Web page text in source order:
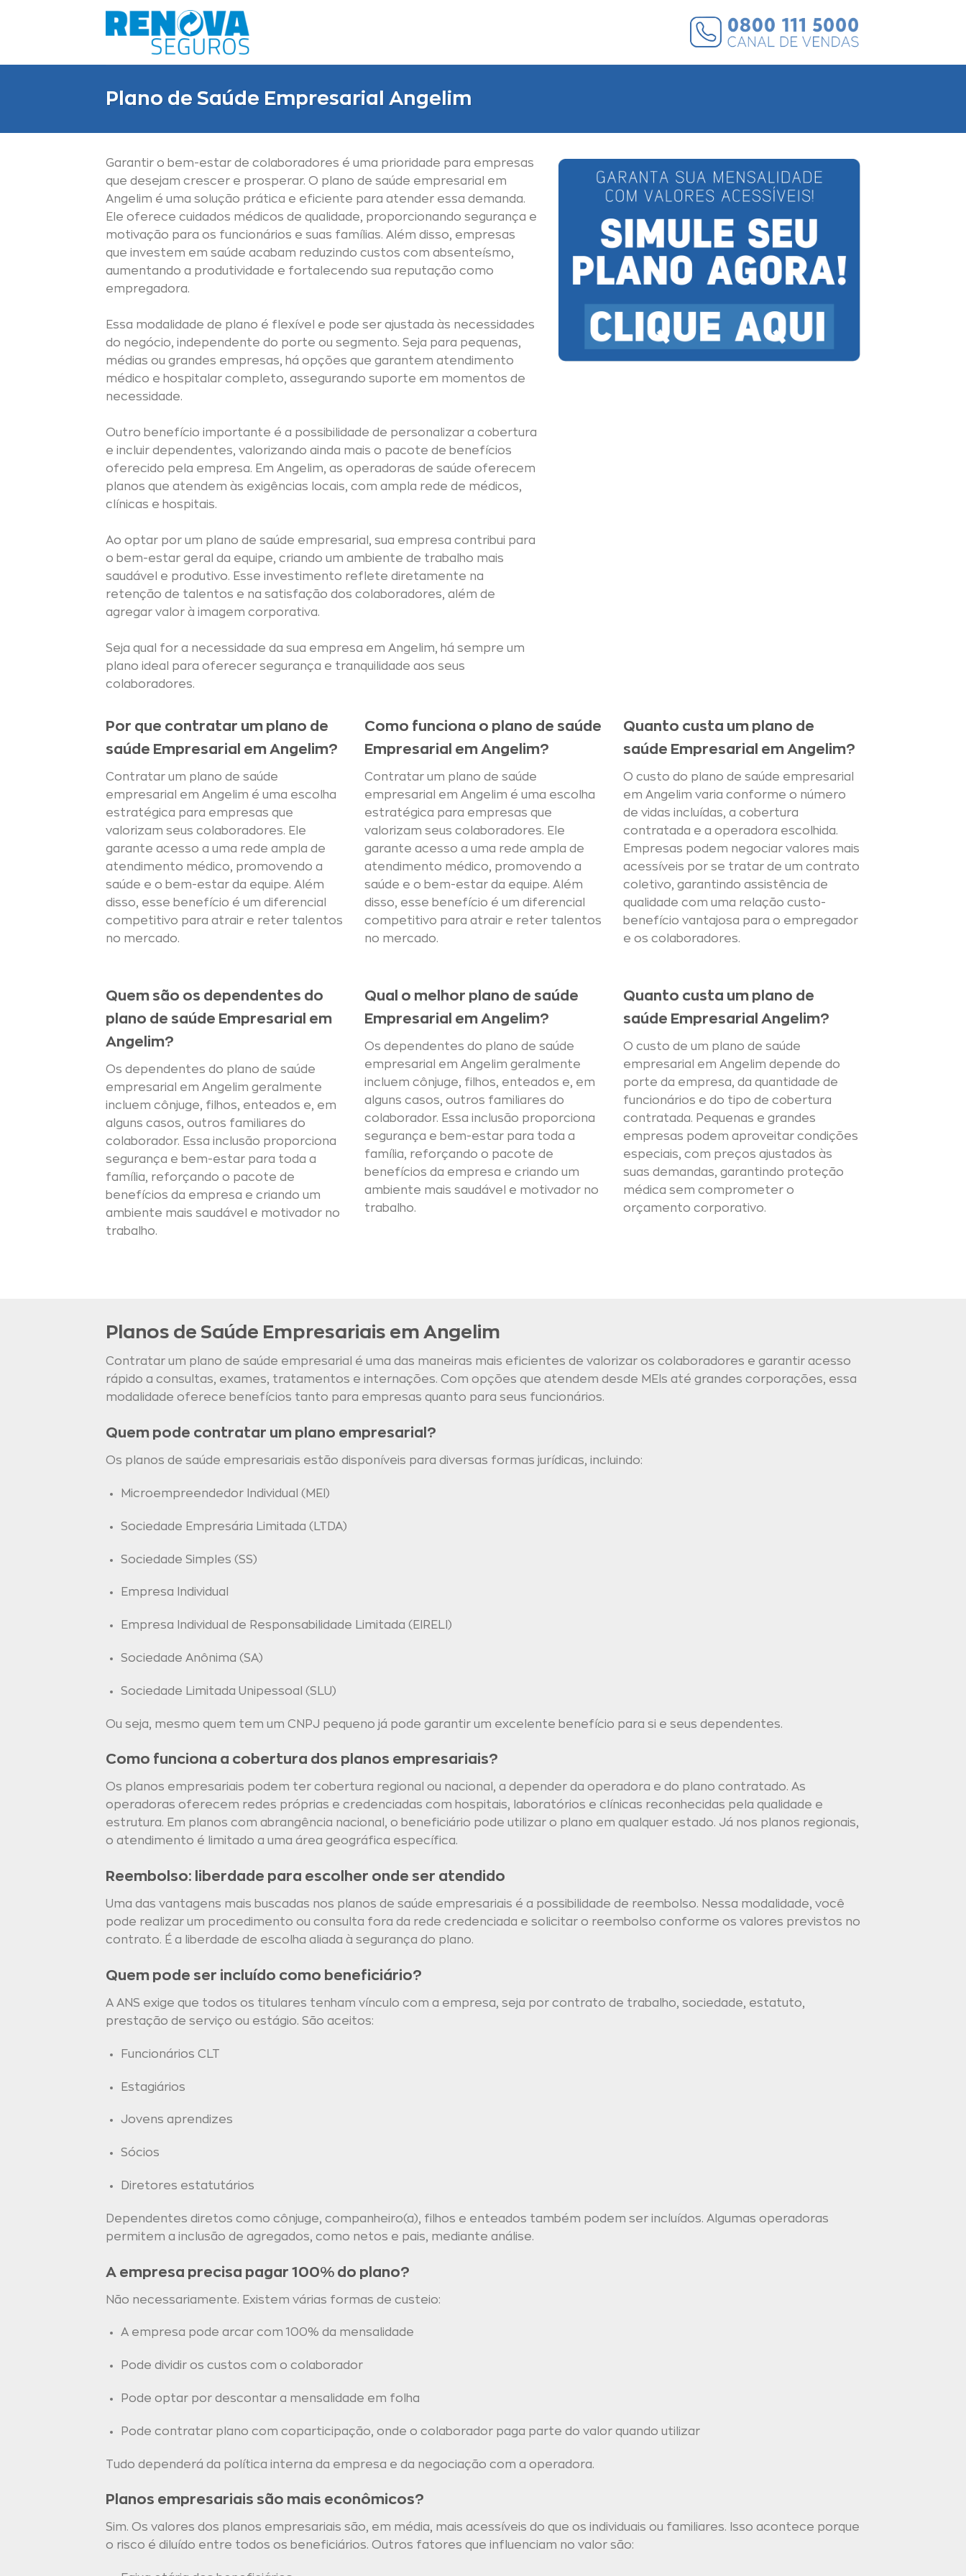
Plano de Saúde Empresarial Angelim
Garantir o bem-estar de colaboradores é uma prioridade para empresas
que desejam crescer e prosperar. O plano de saúde empresarial em
Angelim é uma solução prática e eficiente para atender essa demanda.
Ele oferece cuidados médicos de qualidade, proporcionando segurança e
motivação para os funcionários e suas famílias. Além disso, empresas
que investem em saúde acabam reduzindo custos com absenteísmo,
aumentando a produtividade e fortalecendo sua reputação como
empregadora.
Essa modalidade de plano é flexível e pode ser ajustada às necessidades
do negócio, independente do porte ou segmento. Seja para pequenas,
médias ou grandes empresas, há opções que garantem atendimento
médico e hospitalar completo, assegurando suporte em momentos de
necessidade.
Outro benefício importante é a possibilidade de personalizar a cobertura
e incluir dependentes, valorizando ainda mais o pacote de benefícios
oferecido pela empresa. Em Angelim, as operadoras de saúde oferecem
planos que atendem às exigências locais, com ampla rede de médicos,
clínicas e hospitais.
Ao optar por um plano de saúde empresarial, sua empresa contribui para
o bem-estar geral da equipe, criando um ambiente de trabalho mais
saudável e produtivo. Esse investimento reflete diretamente na
retenção de talentos e na satisfação dos colaboradores, além de
agregar valor à imagem corporativa.
Seja qual for a necessidade da sua empresa em Angelim, há sempre um
plano ideal para oferecer segurança e tranquilidade aos seus
colaboradores.
Por que contratar um plano de
saúde Empresarial em Angelim?
Contratar um plano de saúde
empresarial em Angelim é uma escolha
estratégica para empresas que
valorizam seus colaboradores. Ele
garante acesso a uma rede ampla de
atendimento médico, promovendo a
saúde e o bem-estar da equipe. Além
disso, esse benefício é um diferencial
competitivo para atrair e reter talentos
no mercado.
Como funciona o plano de saúde
Empresarial em Angelim?
Contratar um plano de saúde
empresarial em Angelim é uma escolha
estratégica para empresas que
valorizam seus colaboradores. Ele
garante acesso a uma rede ampla de
atendimento médico, promovendo a
saúde e o bem-estar da equipe. Além
disso, esse benefício é um diferencial
competitivo para atrair e reter talentos
no mercado.
Quanto custa um plano de
saúde Empresarial em Angelim?
O custo do plano de saúde empresarial
em Angelim varia conforme o número
de vidas incluídas, a cobertura
contratada e a operadora escolhida.
Empresas podem negociar valores mais
acessíveis por se tratar de um contrato
coletivo, garantindo assistência de
qualidade com uma relação custo-
benefício vantajosa para o empregador
e os colaboradores.
Quem são os dependentes do
plano de saúde Empresarial em
Angelim?
Os dependentes do plano de saúde
empresarial em Angelim geralmente
incluem cônjuge, filhos, enteados e, em
alguns casos, outros familiares do
colaborador. Essa inclusão proporciona
segurança e bem-estar para toda a
família, reforçando o pacote de
benefícios da empresa e criando um
ambiente mais saudável e motivador no
trabalho.
Qual o melhor plano de saúde
Empresarial em Angelim?
Os dependentes do plano de saúde
empresarial em Angelim geralmente
incluem cônjuge, filhos, enteados e, em
alguns casos, outros familiares do
colaborador. Essa inclusão proporciona
segurança e bem-estar para toda a
família, reforçando o pacote de
benefícios da empresa e criando um
ambiente mais saudável e motivador no
trabalho.
Quanto custa um plano de
saúde Empresarial Angelim?
O custo de um plano de saúde
empresarial em Angelim depende do
porte da empresa, da quantidade de
funcionários e do tipo de cobertura
contratada. Pequenas e grandes
empresas podem aproveitar condições
especiais, com preços ajustados às
suas demandas, garantindo proteção
médica sem comprometer o
orçamento corporativo.
Planos de Saúde Empresariais em Angelim
Contratar um plano de saúde empresarial é uma das maneiras mais eficientes de valorizar os colaboradores e garantir acesso
rápido a consultas, exames, tratamentos e internações. Com opções que atendem desde MEIs até grandes corporações, essa
modalidade oferece benefícios tanto para empresas quanto para seus funcionários.
Quem pode contratar um plano empresarial?
Os planos de saúde empresariais estão disponíveis para diversas formas jurídicas, incluindo:
Microempreendedor Individual (MEI)
Sociedade Empresária Limitada (LTDA)
Sociedade Simples (SS)
Empresa Individual
Empresa Individual de Responsabilidade Limitada (EIRELI)
Sociedade Anônima (SA)
Sociedade Limitada Unipessoal (SLU)
Ou seja, mesmo quem tem um CNPJ pequeno já pode garantir um excelente benefício para si e seus dependentes.
Como funciona a cobertura dos planos empresariais?
Os planos empresariais podem ter cobertura regional ou nacional, a depender da operadora e do plano contratado. As
operadoras oferecem redes próprias e credenciadas com hospitais, laboratórios e clínicas reconhecidas pela qualidade e
estrutura. Em planos com abrangência nacional, o beneficiário pode utilizar o plano em qualquer estado. Já nos planos regionais,
o atendimento é limitado a uma área geográfica específica.
Reembolso: liberdade para escolher onde ser atendido
Uma das vantagens mais buscadas nos planos de saúde empresariais é a possibilidade de reembolso. Nessa modalidade, você
pode realizar um procedimento ou consulta fora da rede credenciada e solicitar o reembolso conforme os valores previstos no
contrato. É a liberdade de escolha aliada à segurança do plano.
Quem pode ser incluído como beneficiário?
A ANS exige que todos os titulares tenham vínculo com a empresa, seja por contrato de trabalho, sociedade, estatuto,
prestação de serviço ou estágio. São aceitos:
Funcionários CLT
Estagiários
Jovens aprendizes
Sócios
Diretores estatutários
Dependentes diretos como cônjuge, companheiro(a), filhos e enteados também podem ser incluídos. Algumas operadoras
permitem a inclusão de agregados, como netos e pais, mediante análise.
A empresa precisa pagar 100% do plano?
Não necessariamente. Existem várias formas de custeio:
A empresa pode arcar com 100% da mensalidade
Pode dividir os custos com o colaborador
Pode optar por descontar a mensalidade em folha
Pode contratar plano com coparticipação, onde o colaborador paga parte do valor quando utilizar
Tudo dependerá da política interna da empresa e da negociação com a operadora.
Planos empresariais são mais econômicos?
Sim. Os valores dos planos empresariais são, em média, mais acessíveis do que os individuais ou familiares. Isso acontece porque
o risco é diluído entre todos os beneficiários. Outros fatores que influenciam no valor são: